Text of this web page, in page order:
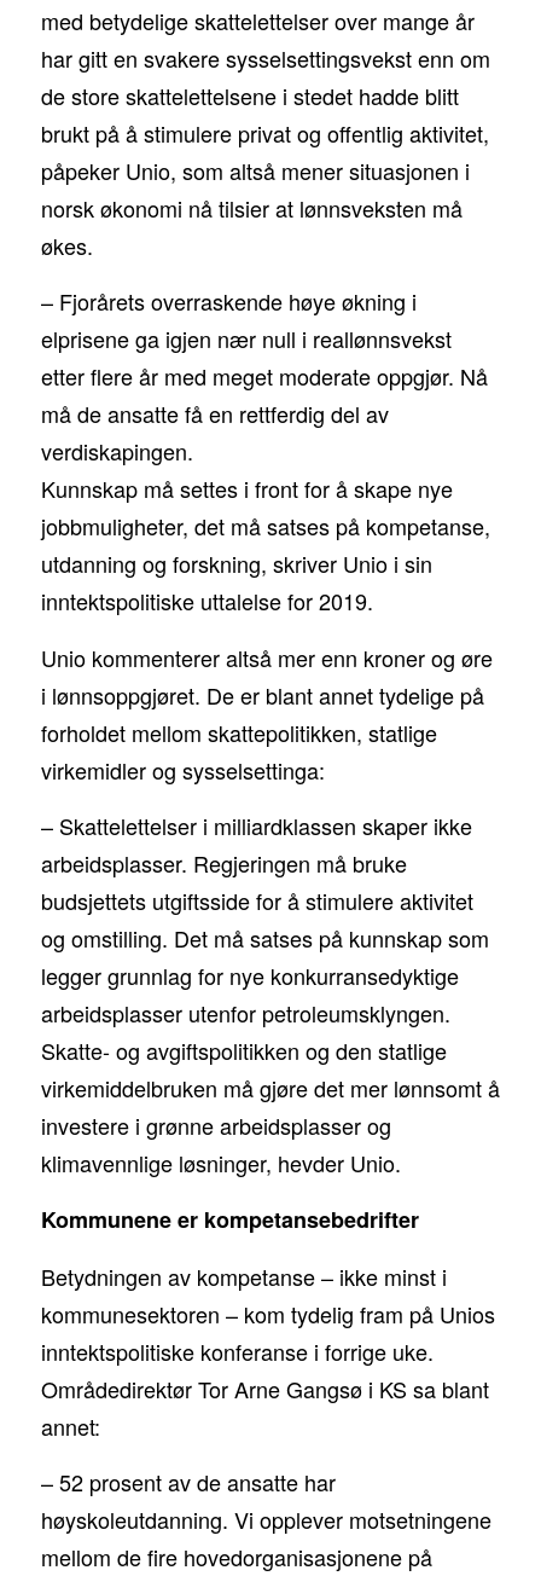
med betydelige skattelettelser over mange år
har gitt en svakere sysselsettingsvekst enn om
de store skattelettelsene i stedet hadde blitt
brukt på å stimulere privat og offentlig aktivitet,
påpeker Unio, som altså mener situasjonen i
norsk økonomi nå tilsier at lønnsveksten må
økes.
– Fjorårets overraskende høye økning i
elprisene ga igjen nær null i reallønnsvekst
etter flere år med meget moderate oppgjør. Nå
må de ansatte få en rettferdig del av
verdiskapingen.
Kunnskap må settes i front for å skape nye
jobbmuligheter, det må satses på kompetanse,
utdanning og forskning, skriver Unio i sin
inntektspolitiske uttalelse for 2019.
Unio kommenterer altså mer enn kroner og øre
i lønnsoppgjøret. De er blant annet tydelige på
forholdet mellom skattepolitikken, statlige
virkemidler og sysselsettinga:
– Skattelettelser i milliardklassen skaper ikke
arbeidsplasser. Regjeringen må bruke
budsjettets utgiftsside for å stimulere aktivitet
og omstilling. Det må satses på kunnskap som
legger grunnlag for nye konkurransedyktige
arbeidsplasser utenfor petroleumsklyngen.
Skatte- og avgiftspolitikken og den statlige
virkemiddelbruken må gjøre det mer lønnsomt å
investere i grønne arbeidsplasser og
klimavennlige løsninger, hevder Unio.
Kommunene er kompetansebedrifter
Betydningen av kompetanse – ikke minst i
kommunesektoren – kom tydelig fram på Unios
inntektspolitiske konferanse i forrige uke.
Områdedirektør Tor Arne Gangsø i KS sa blant
annet:
– 52 prosent av de ansatte har
høyskoleutdanning. Vi opplever motsetningene
mellom de fire hovedorganisasjonene på